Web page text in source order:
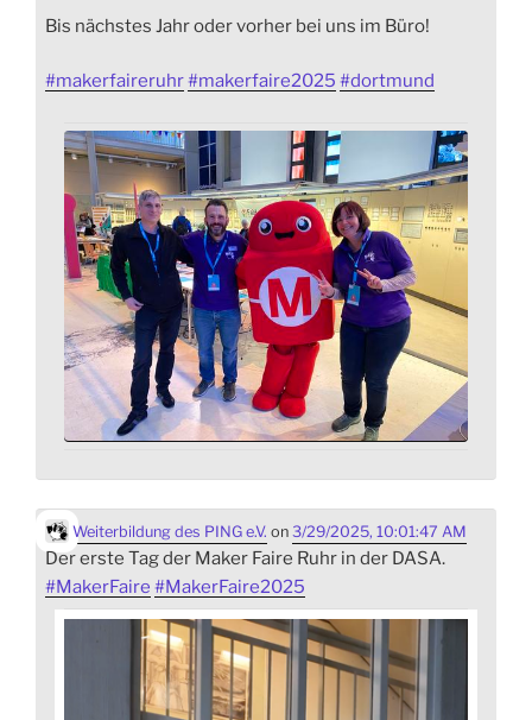
Bis nächstes Jahr oder vorher bei uns im Büro!
#makerfaireruhr#makerfaire2025 #dortmund
Weiterbildung des PING e.V. on 3/29/2025, 10:01:47 AM
Der erste Tag der Maker Faire Ruhr in der DASA.
#MakerFaire #MakerFaire2025